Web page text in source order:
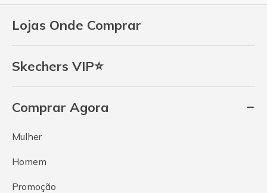
Lojas Onde Comprar
Skechers VIP⭐
Comprar Agora
Mulher
Homem
Promoção